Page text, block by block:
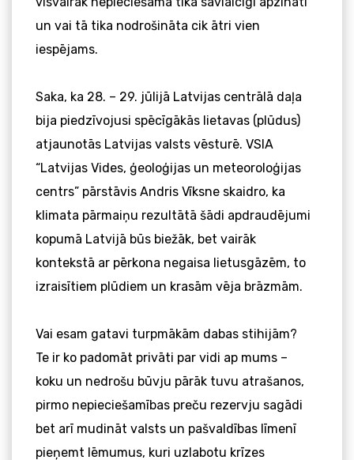
un vai tā tika nodrošināta cik ātri vien
iespējams.
Saka, ka 28. – 29. jūlijā Latvijas centrālā daļa
bija piedzīvojusi spēcīgākās lietavas (plūdus)
atjaunotās Latvijas valsts vēsturē. VSIA
“Latvijas Vides, ģeoloģijas un meteoroloģijas
centrs” pārstāvis Andris Vīksne skaidro, ka
klimata pārmaiņu rezultātā šādi apdraudējumi
kopumā Latvijā būs biežāk, bet vairāk
kontekstā ar pērkona negaisa lietusgāzēm, to
izraisītiem plūdiem un krasām vēja brāzmām.
Vai esam gatavi turpmākām dabas stihijām?
Te ir ko padomāt privāti par vidi ap mums –
koku un nedrošu būvju pārāk tuvu atrašanos,
pirmo nepieciešamības preču rezervju sagādi
bet arī mudināt valsts un pašvaldības līmenī
pieņemt lēmumus, kuri uzlabotu krīzes